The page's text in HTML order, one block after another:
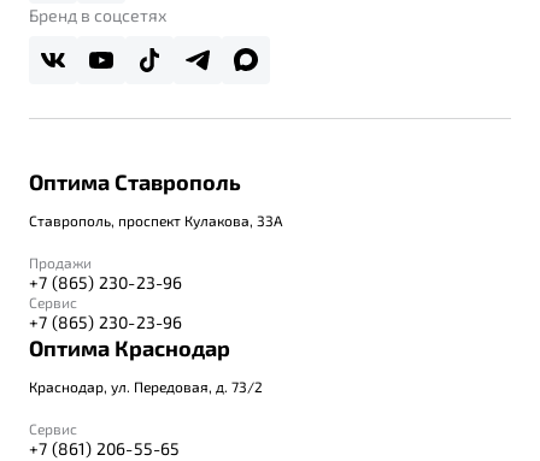
Реферальная программа
Бренд в соцсетях
Оптима Ставрополь
Ставрополь, проспект Кулакова, 33А
Продажи
+7 (865) 230-23-96
Сервис
+7 (865) 230-23-96
Оптима Краснодар
Краснодар, ул. Передовая, д. 73/2
Сервис
+7 (861) 206-55-65